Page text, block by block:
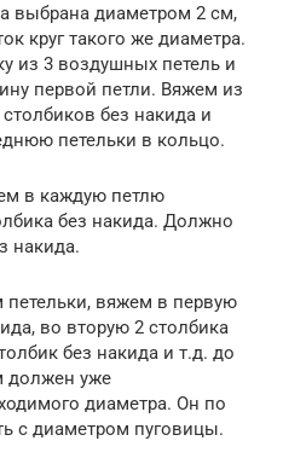
выбрана диаметром 2 см,
круг такого же диаметра.
из 3 воздушных петель и
первой петли. Вяжем из
без накида и
петельки в кольцо.
в каждую петлю
без накида. Должно
накида.
петельки, вяжем в первую
во вторую 2 столбика
без накида и т.д. до
должен уже
диаметра. Он по
с диаметром пуговицы.